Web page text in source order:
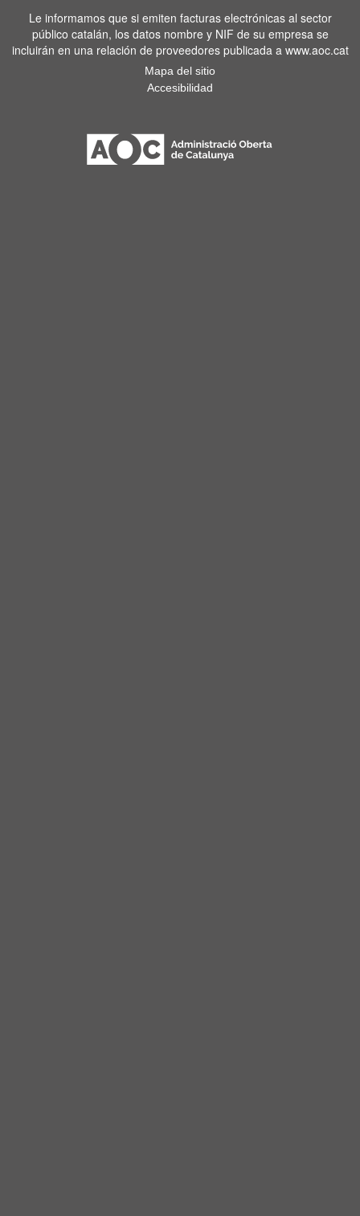
Le informamos que si emiten facturas electrónicas al sector
público catalán, los datos nombre y NIF de su empresa se
incluirán en una relación de proveedores publicada a www.aoc.cat
Mapa del sitio
Accesibilidad